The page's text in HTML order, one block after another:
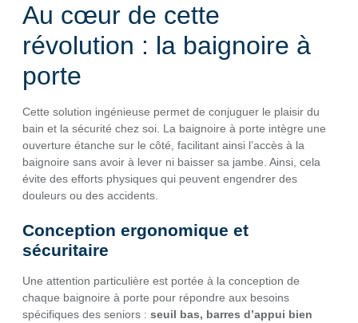
Au cœur de cette
révolution : la baignoire à
porte
Cette solution ingénieuse permet de conjuguer le plaisir du
bain et la sécurité chez soi. La baignoire à porte intègre une
ouverture étanche sur le côté, facilitant ainsi l’accès à la
baignoire sans avoir à lever ni baisser sa jambe. Ainsi, cela
évite des efforts physiques qui peuvent engendrer des
douleurs ou des accidents.
Conception ergonomique et
sécuritaire
Une attention particulière est portée à la conception de
chaque baignoire à porte pour répondre aux besoins
spécifiques des seniors : seuil bas, barres d’appui bien